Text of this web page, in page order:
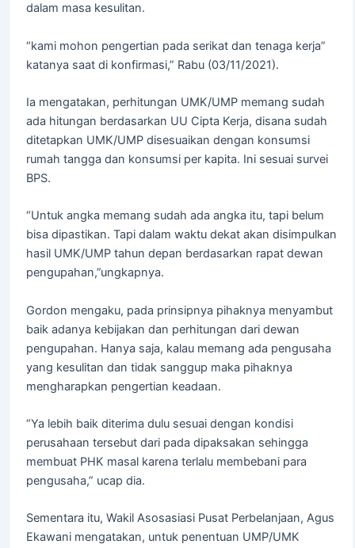
dalam masa kesulitan.
“kami mohon pengertian pada serikat dan tenaga kerja”
katanya saat di konfirmasi,” Rabu (03/11/2021).
Ia mengatakan, perhitungan UMK/UMP memang sudah
ada hitungan berdasarkan UU Cipta Kerja, disana sudah
ditetapkan UMK/UMP disesuaikan dengan konsumsi
rumah tangga dan konsumsi per kapita. Ini sesuai survei
BPS.
“Untuk angka memang sudah ada angka itu, tapi belum
bisa dipastikan. Tapi dalam waktu dekat akan disimpulkan
hasil UMK/UMP tahun depan berdasarkan rapat dewan
pengupahan,”ungkapnya.
Gordon mengaku, pada prinsipnya pihaknya menyambut
baik adanya kebijakan dan perhitungan dari dewan
pengupahan. Hanya saja, kalau memang ada pengusaha
yang kesulitan dan tidak sanggup maka pihaknya
mengharapkan pengertian keadaan.
“Ya lebih baik diterima dulu sesuai dengan kondisi
perusahaan tersebut dari pada dipaksakan sehingga
membuat PHK masal karena terlalu membebani para
pengusaha,” ucap dia.
Sementara itu, Wakil Asosasiasi Pusat Perbelanjaan, Agus
Ekawani mengatakan, untuk penentuan UMP/UMK